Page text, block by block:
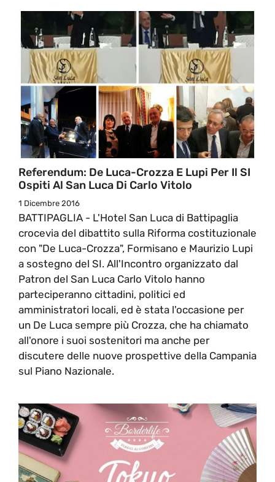
Referendum: De Luca-Crozza E Lupi Per Il SI
Ospiti Al San Luca Di Carlo Vitolo
1 Dicembre 2016
BATTIPAGLIA - L'Hotel San Luca di Battipaglia
crocevia del dibattito sulla Riforma costituzionale
con "De Luca-Crozza", Formisano e Maurizio Lupi
a sostegno del SI. All'Incontro organizzato dal
Patron del San Luca Carlo Vitolo hanno
parteciperanno cittadini, politici ed
amministratori locali, ed è stata l'occasione per
un De Luca sempre più Crozza, che ha chiamato
all'onore i suoi sostenitori ma anche per
discutere delle nuove prospettive della Campania
sul Piano Nazionale.